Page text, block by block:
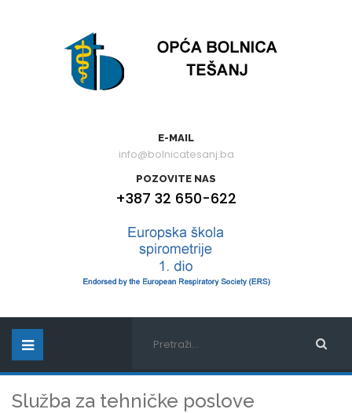
E-MAIL
info@bolnicatesanj.ba
POZOVITE NAS
+387 32 650-622
Služba za tehničke poslove